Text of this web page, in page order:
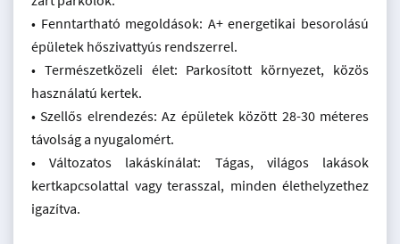
• Fenntartható megoldások: A+ energetikai besorolású
épületek hőszivattyús rendszerrel.
• Természetközeli élet: Parkosított környezet, közös
használatú kertek.
• Szellős elrendezés: Az épületek között 28-30 méteres
távolság a nyugalomért.
• Változatos lakáskínálat: Tágas, világos lakások
kertkapcsolattal vagy terasszal, minden élethelyzethez
igazítva.